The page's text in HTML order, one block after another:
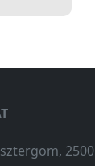
2500